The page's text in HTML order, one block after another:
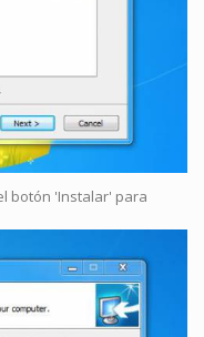
botón 'Instalar' para